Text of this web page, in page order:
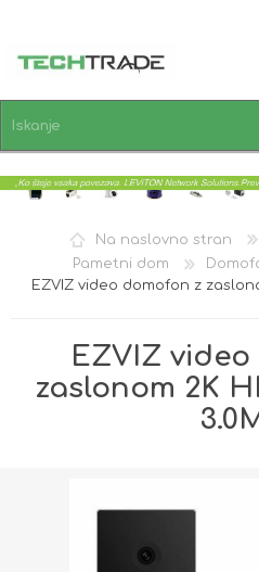
PRIJAVA
Na naslovno stran
Pametni dom
EZVIZ video domofon z
EZVIZ
zaslonom 2K